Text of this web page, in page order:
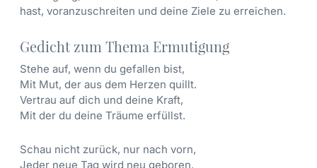
hast, voranzuschreiten und deine Ziele zu erreichen.
Gedicht zum Thema Ermutigung
Stehe auf, wenn du gefallen bist,
Mit Mut, der aus dem Herzen quillt.
Vertrau auf dich und deine Kraft,
Mit der du deine Träume erfüllst.
Schau nicht zurück, nur nach vorn,
Jeder neue Tag wird neu geboren.